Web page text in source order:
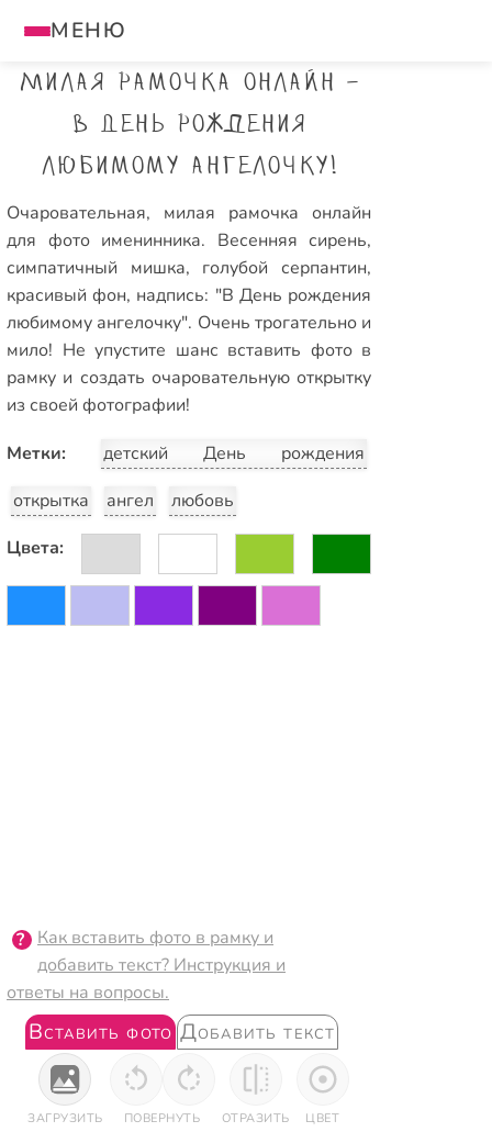
МЕНЮ
Милая рамочка онлайн -
В День рождения
любимому ангелочку!
Очаровательная, милая рамочка онлайн
для фото именинника. Весенняя сирень,
симпатичный мишка, голубой серпантин,
красивый фон, надпись: "В День рождения
любимому ангелочку". Очень трогательно и
мило! Не упустите шанс вставить фото в
рамку и создать очаровательную открытку
из своей фотографии!
Метки:
детский День рождения
открытка
ангел
любовь
Цвета:
Как вставить фото в рамку и
добавить текст? Инструкция и
ответы на вопросы.
Вставить фото Добавить текст
ЗАГРУЗИТЬ ПОВЕРНУТЬ ОТРАЗИТЬ ЦВЕТ